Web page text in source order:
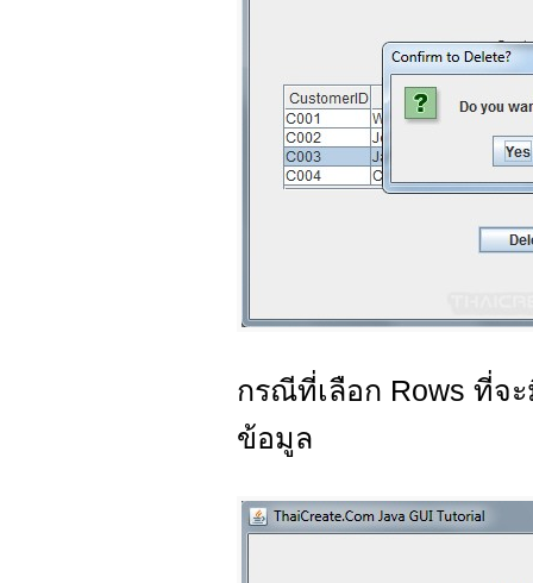
กรณีที่เลือก Rows ที่จ
ข้อมูล